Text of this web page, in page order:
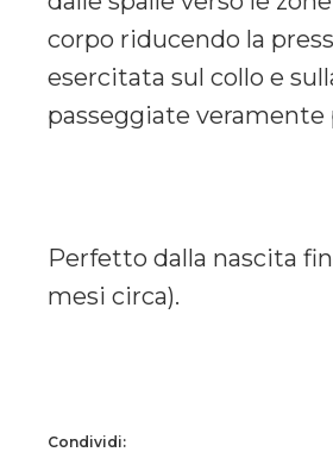
corpo riducendo la
esercitata sul collo e
passeggiate veramente
Perfetto dalla nascita
mesi circa).
Condividi: